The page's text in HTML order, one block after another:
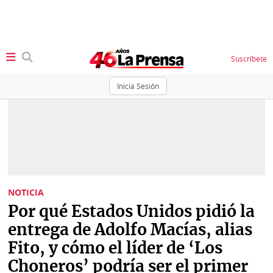
Inicia Sesión
Suscríbete
Judiciales
Política
Economía
Status
K
Vivir+
NOTICIA
Por qué Estados Unidos pidió la
entrega de Adolfo Macías, alias
Fito, y cómo el líder de ‘Los
Choneros’ podría ser el primer